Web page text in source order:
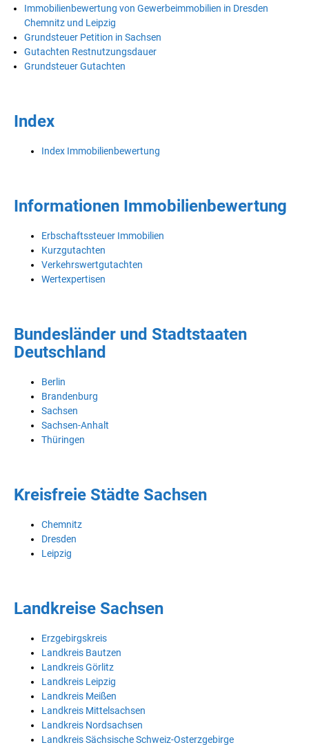
Immobilienbewertung von Gewerbeimmobilien in Dresden
Chemnitz und Leipzig
Grundsteuer Petition in Sachsen
Gutachten Restnutzungsdauer
Grundsteuer Gutachten
Index
Index Immobilienbewertung
Informationen Immobilienbewertung
Erbschaftssteuer Immobilien
Kurzgutachten
Verkehrswertgutachten
Wertexpertisen
Bundesländer und Stadtstaaten
Deutschland
Berlin
Brandenburg
Sachsen
Sachsen-Anhalt
Thüringen
Kreisfreie Städte Sachsen
Chemnitz
Dresden
Leipzig
Landkreise Sachsen
Erzgebirgskreis
Landkreis Bautzen
Landkreis Görlitz
Landkreis Leipzig
Landkreis Meißen
Landkreis Mittelsachsen
Landkreis Nordsachsen
Landkreis Sächsische Schweiz-Osterzgebirge